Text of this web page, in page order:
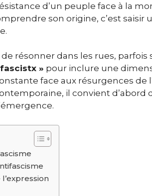
d’un peuple face à la
son origine, c’est saisir
résonner dans les rues, parfois
» pour inclure une
face aux résurgences de
il convient d’abord